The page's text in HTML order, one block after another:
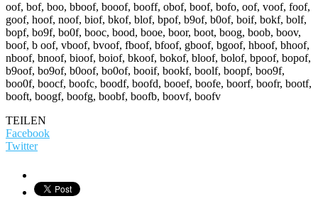
oof, bof, boo, bboof, booof, booff, obof, boof, bofo, oof, voof, foof,
goof, hoof, noof, biof, bkof, blof, bpof, b9of, b0of, boif, bokf, bolf,
bopf, bo9f, bo0f, booc, bood, booe, boor, boot, boog, boob, boov,
boof, b oof, vboof, bvoof, fboof, bfoof, gboof, bgoof, hboof, bhoof,
nboof, bnoof, bioof, boiof, bkoof, bokof, bloof, bolof, bpoof, bopof,
b9oof, bo9of, b0oof, bo0of, booif, bookf, boolf, boopf, boo9f,
boo0f, boocf, boofc, boodf, boofd, booef, boofe, boorf, boofr, bootf,
booft, boogf, boofg, boobf, boofb, boovf, boofv
TEILEN
Facebook
Twitter